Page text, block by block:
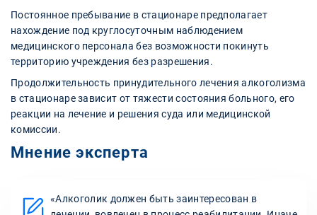
Постоянное пребывание в стационаре предполагает
нахождение под круглосуточным наблюдением
медицинского персонала без возможности покинуть
территорию учреждения без разрешения.
Продолжительность принудительного лечения алкоголизма
в стационаре зависит от тяжести состояния больного, его
реакции на лечение и решения суда или медицинской
комиссии.
Мнение эксперта
«Алкоголик должен быть заинтересован в